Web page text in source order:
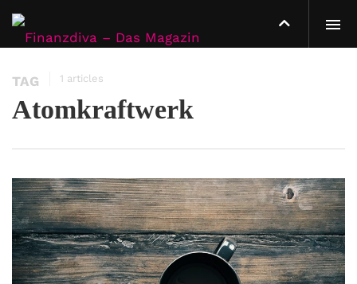
TAG 1 articles
Atomkraftwerk